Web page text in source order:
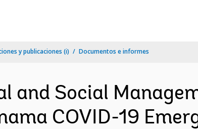
y publicaciones (i) Documentos e informes
and Social
COVID-19